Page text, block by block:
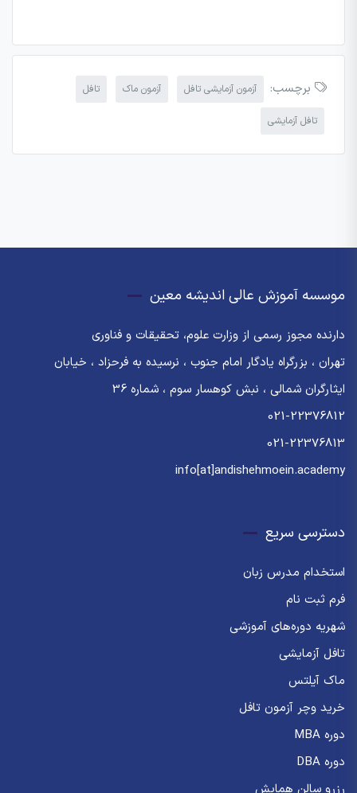
برچسب: آزمون آزمایشی تافل آزمون ماک تافل
تافل آزمایشی
موسسه آموزش عالی اندیشه معین
دارنده مجوز رسمی از وزارت علوم، تحقیقات و فناوری
تهران ، بزرگراه یادگار امام جنوب ، نرسیده به فرحزاد ، خیابان
ایثارگران شمالی ، نبش کوهسار سوم ، شماره 36
021-22376812
021-22376813
info[at]andishehmoein.academy
دسترسی سریع
استخدام مدرس زبان
فرم ثبت نام
شهریه دوره‌های آموزشی
تافل آزمایشی
ماک آیلتس
خرید وچر آزمون تافل
دوره MBA
دوره DBA